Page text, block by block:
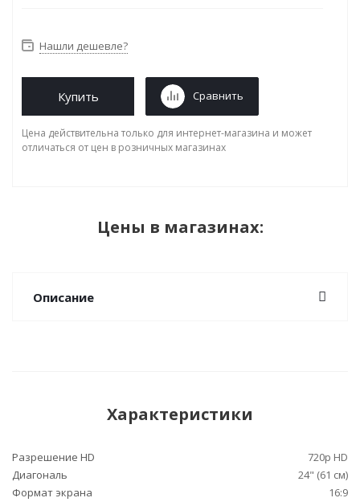
Нашли дешевле?
Купить Сравнить
Цена действительна только для интернет-магазина и может
отличаться от цен в розничных магазинах
Цены в магазинах:
Описание
Характеристики
Разрешение HD
720p HD
Диагональ
24" (61 см)
Формат экрана
16:9